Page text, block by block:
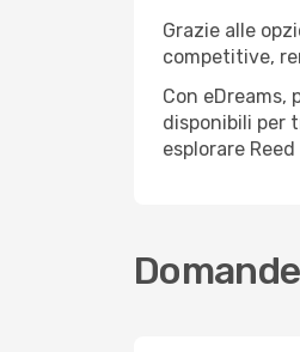
Grazie alle
competitive,
Con
disponibili per
esplorare